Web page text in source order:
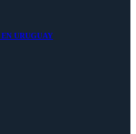
URUGUAY